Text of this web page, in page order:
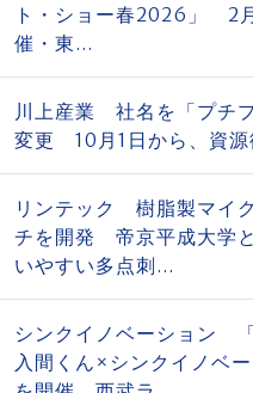
ト・ショー春2026」 2
催・東...
川上産業 社名を「プチ
変更 10月1日から、資源
リンテック 樹脂製マイ
チを開発 帝京平成大学
いやすい多点刺...
シンクイノベーション
入間くん×シンクイノベー